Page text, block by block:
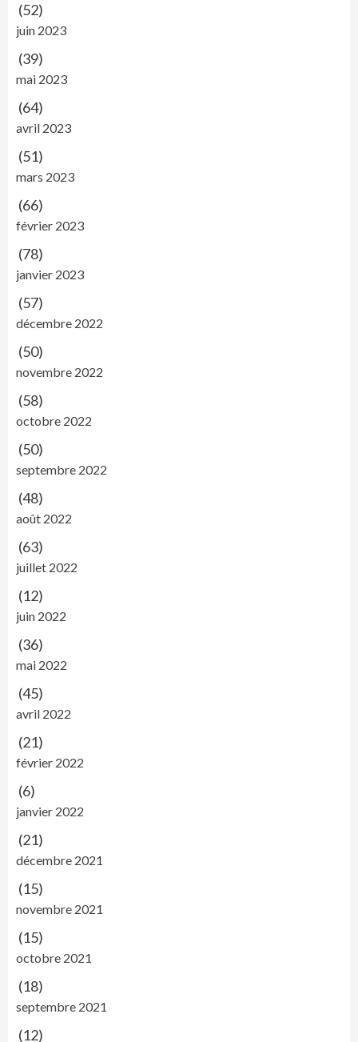
(52)
juin 2023
(39)
mai 2023
(64)
avril 2023
(51)
mars 2023
(66)
février 2023
(78)
janvier 2023
(57)
décembre 2022
(50)
novembre 2022
(58)
octobre 2022
(50)
septembre 2022
(48)
août 2022
(63)
juillet 2022
(12)
juin 2022
(36)
mai 2022
(45)
avril 2022
(21)
février 2022
(6)
janvier 2022
(21)
décembre 2021
(15)
novembre 2021
(15)
octobre 2021
(18)
septembre 2021
(12)